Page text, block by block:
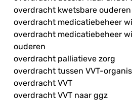
overdracht kwetsbare
overdracht medicatiebeheer
overdracht medicatiebeheer
ouderen
overdracht palliatieve zorg
overdracht tussen VVT-
overdracht VVT
overdracht VVT naar ggz